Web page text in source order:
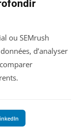
ou SEMrush
d’analyser